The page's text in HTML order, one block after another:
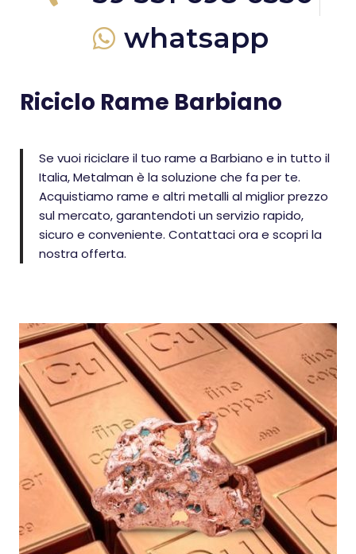
whatsapp
Riciclo Rame Barbiano
Se vuoi riciclare il tuo rame a Barbiano e in tutto il
Italia, Metalman è la soluzione che fa per te.
Acquistiamo rame e altri metalli al miglior prezzo
sul mercato, garantendoti un servizio rapido,
sicuro e conveniente. Contattaci ora e scopri la
nostra offerta.